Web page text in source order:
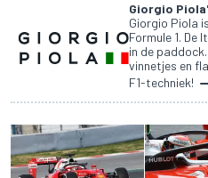
Giorgio
Giorgio Piola
Formule 1. De
in de
vinnetjes en
F1-techniek!